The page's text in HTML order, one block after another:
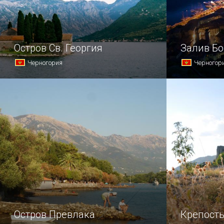
Остров Св. Георгия
Черногория
одноименному острову —
в народе же его прозвали Остров
Мертвых.
Залив
всегда
погоду в
своих
Остров Превлака